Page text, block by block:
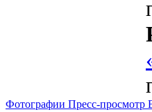
Фотографии Пресс-просмотр